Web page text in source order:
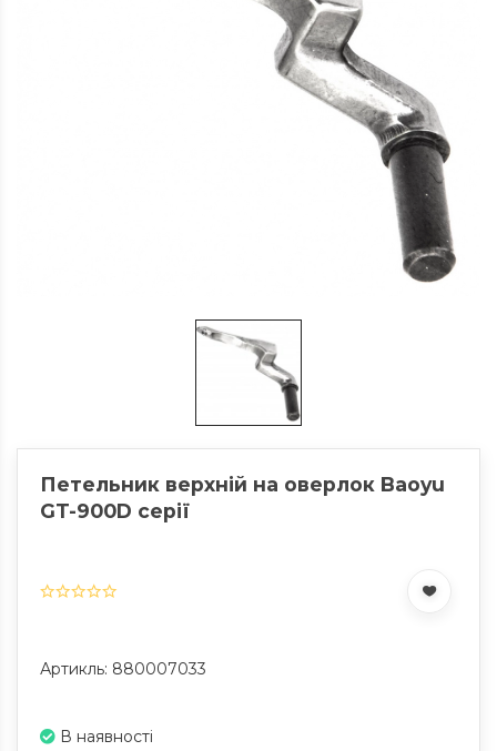
Петельник верхній на оверлок Baoyu
GT-900D серії
Артикль: 880007033
В наявності